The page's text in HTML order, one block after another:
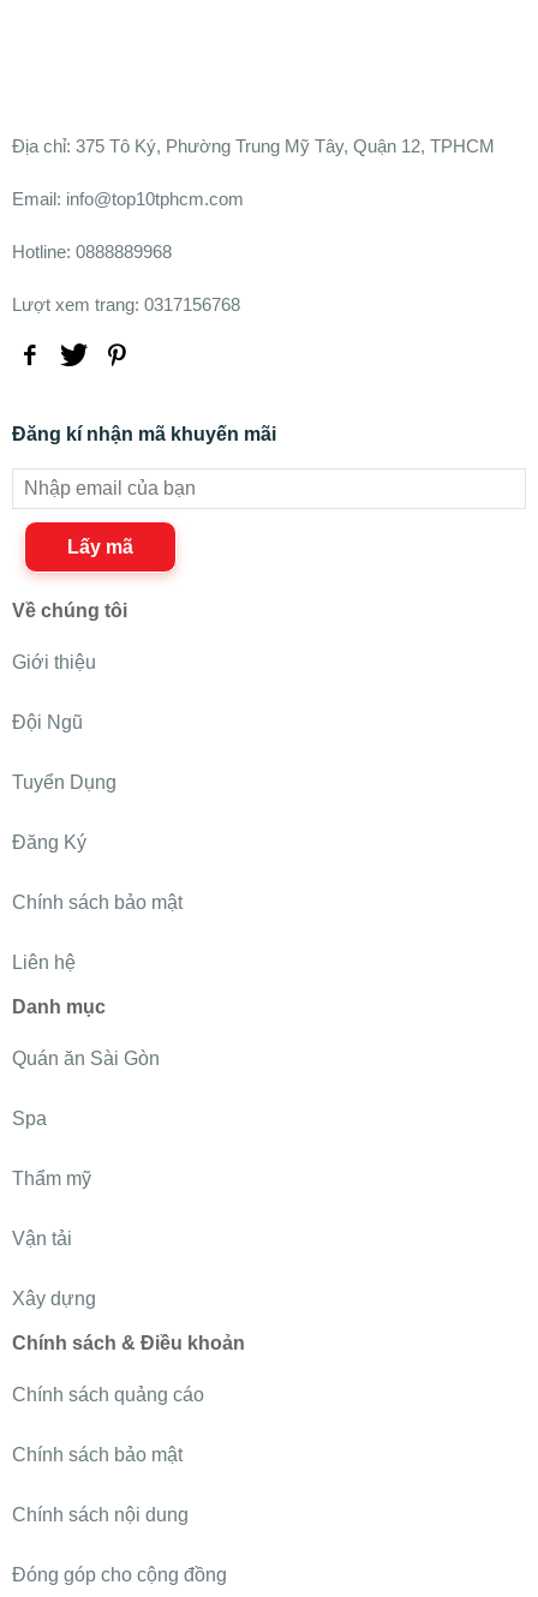
Ðịa chỉ: 375 Tô Ký, Phường Trung Mỹ Tây, Quận 12, TPHCM
Email: info@top10tphcm.com
Hotline: 0888889968
Lượt xem trang: 0317156768
Đăng kí nhận mã khuyến mãi
Lấy mã
Về chúng tôi
Giới thiệu
Đội Ngũ
Tuyển Dụng
Đăng Ký
Chính sách bảo mật
Liên hệ
Danh mục
Quán ăn Sài Gòn
Spa
Thẩm mỹ
Vận tải
Xây dựng
Chính sách & Điều khoản
Chính sách quảng cáo
Chính sách bảo mật
Chính sách nội dung
Đóng góp cho cộng đồng